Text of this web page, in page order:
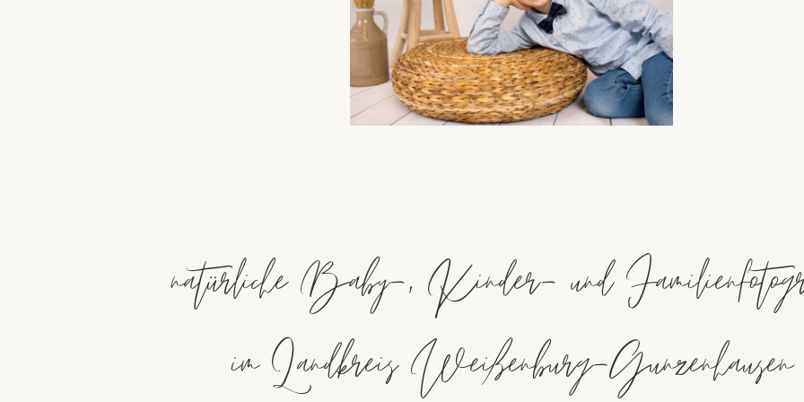
natürliche Baby-, Kinder- und
im Landkreis Weißenburg-Gunzenhausen